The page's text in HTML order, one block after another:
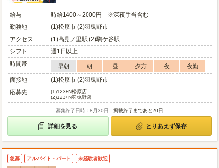
給与
時給1400～2000円 ※深夜手当含む
勤務地
(1)松原市 (2)羽曳野市
アクセス
(1)高見ノ里駅 (2)駒ケ谷駅
シフト
週1日以上
時間帯
早朝 朝 昼 夕方 夜
夜勤
面接地
(1)松原市 (2)羽曳野市
応募先
(1)123+N松原店
(2)123+N羽曳野店
募集終了日時：8月30日 掲載終了まであと20日
詳細を見る とりあえず保存
急募 アルバイト・パート 未経験者歓迎